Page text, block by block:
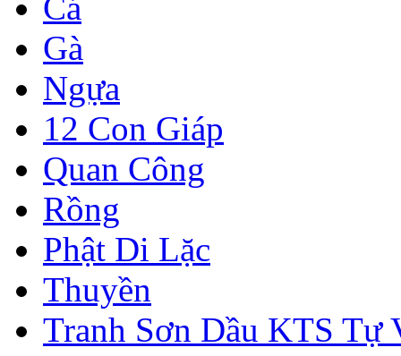
Gà
Ngựa
12 Con Giáp
Quan Công
Rồng
Phật Di Lặc
Thuyền
Tranh Sơn Dầu KTS Tự